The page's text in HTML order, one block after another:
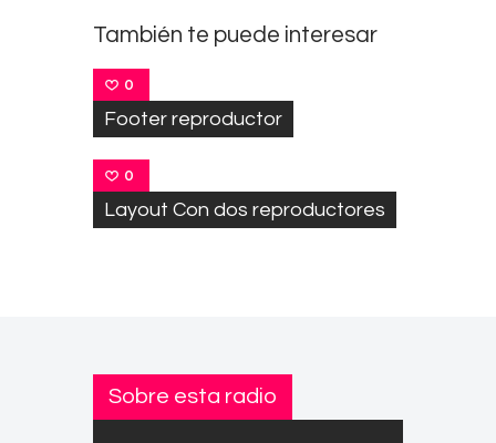
También te puede interesar
0
Footer reproductor
0
Layout Con dos reproductores
Sobre esta radio